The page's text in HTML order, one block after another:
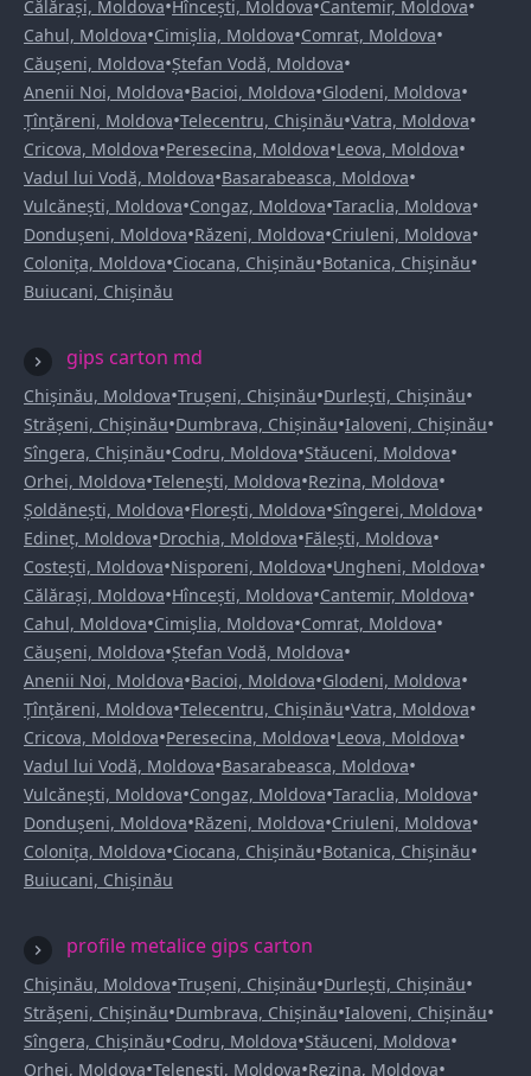
Călărași, Moldova•Hîncești, Moldova•Cantemir, Moldova•
Cahul, Moldova•Cimișlia, Moldova•Comrat, Moldova•
Căușeni, Moldova•Ștefan Vodă, Moldova•
Anenii Noi, Moldova•Bacioi, Moldova•Glodeni, Moldova•
Țînțăreni, Moldova•Telecentru, Chișinău•Vatra, Moldova•
Cricova, Moldova•Peresecina, Moldova•Leova, Moldova•
Vadul lui Vodă, Moldova•Basarabeasca, Moldova•
Vulcănești, Moldova•Congaz, Moldova•Taraclia, Moldova•
Dondușeni, Moldova•Răzeni, Moldova•Criuleni, Moldova•
Colonița, Moldova•Ciocana, Chișinău•Botanica, Chișinău•
Buiucani, Chișinău
gips carton md
Chișinău, Moldova•Trușeni, Chișinău•Durlești, Chișinău•
Strășeni, Chișinău•Dumbrava, Chișinău•Ialoveni, Chișinău•
Sîngera, Chișinău•Codru, Moldova•Stăuceni, Moldova•
Orhei, Moldova•Telenești, Moldova•Rezina, Moldova•
Șoldănești, Moldova•Florești, Moldova•Sîngerei, Moldova•
Edineț, Moldova•Drochia, Moldova•Fălești, Moldova•
Costești, Moldova•Nisporeni, Moldova•Ungheni, Moldova•
Călărași, Moldova•Hîncești, Moldova•Cantemir, Moldova•
Cahul, Moldova•Cimișlia, Moldova•Comrat, Moldova•
Căușeni, Moldova•Ștefan Vodă, Moldova•
Anenii Noi, Moldova•Bacioi, Moldova•Glodeni, Moldova•
Țînțăreni, Moldova•Telecentru, Chișinău•Vatra, Moldova•
Cricova, Moldova•Peresecina, Moldova•Leova, Moldova•
Vadul lui Vodă, Moldova•Basarabeasca, Moldova•
Vulcănești, Moldova•Congaz, Moldova•Taraclia, Moldova•
Dondușeni, Moldova•Răzeni, Moldova•Criuleni, Moldova•
Colonița, Moldova•Ciocana, Chișinău•Botanica, Chișinău•
Buiucani, Chișinău
profile metalice gips carton
Chișinău, Moldova•Trușeni, Chișinău•Durlești, Chișinău•
Strășeni, Chișinău•Dumbrava, Chișinău•Ialoveni, Chișinău•
Sîngera, Chișinău•Codru, Moldova•Stăuceni, Moldova•
Orhei, Moldova•Telenești, Moldova•Rezina, Moldova•